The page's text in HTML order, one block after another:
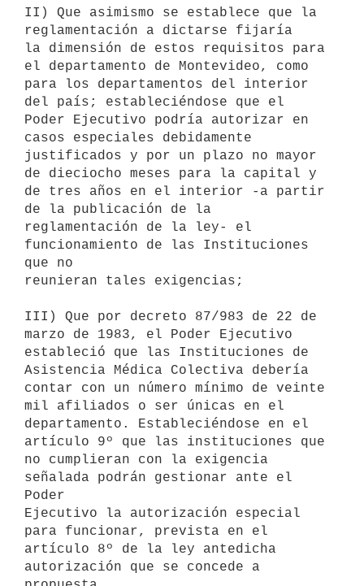
II) Que asimismo se establece que la
reglamentación a dictarse fijaría
la dimensión de estos requisitos para
el departamento de Montevideo, como
para los departamentos del interior
del país; estableciéndose que el
Poder Ejecutivo podría autorizar en
casos especiales debidamente
justificados y por un plazo no mayor
de dieciocho meses para la capital y
de tres años en el interior -a partir
de la publicación de la
reglamentación de la ley- el
funcionamiento de las Instituciones
que no
reunieran tales exigencias;
III) Que por decreto 87/983 de 22 de
marzo de 1983, el Poder Ejecutivo
estableció que las Instituciones de
Asistencia Médica Colectiva debería
contar con un número mínimo de veinte
mil afiliados o ser únicas en el
departamento. Estableciéndose en el
artículo 9º que las instituciones que
no cumplieran con la exigencia
señalada podrán gestionar ante el
Poder
Ejecutivo la autorización especial
para funcionar, prevista en el
artículo 8º de la ley antedicha
autorización que se concede a